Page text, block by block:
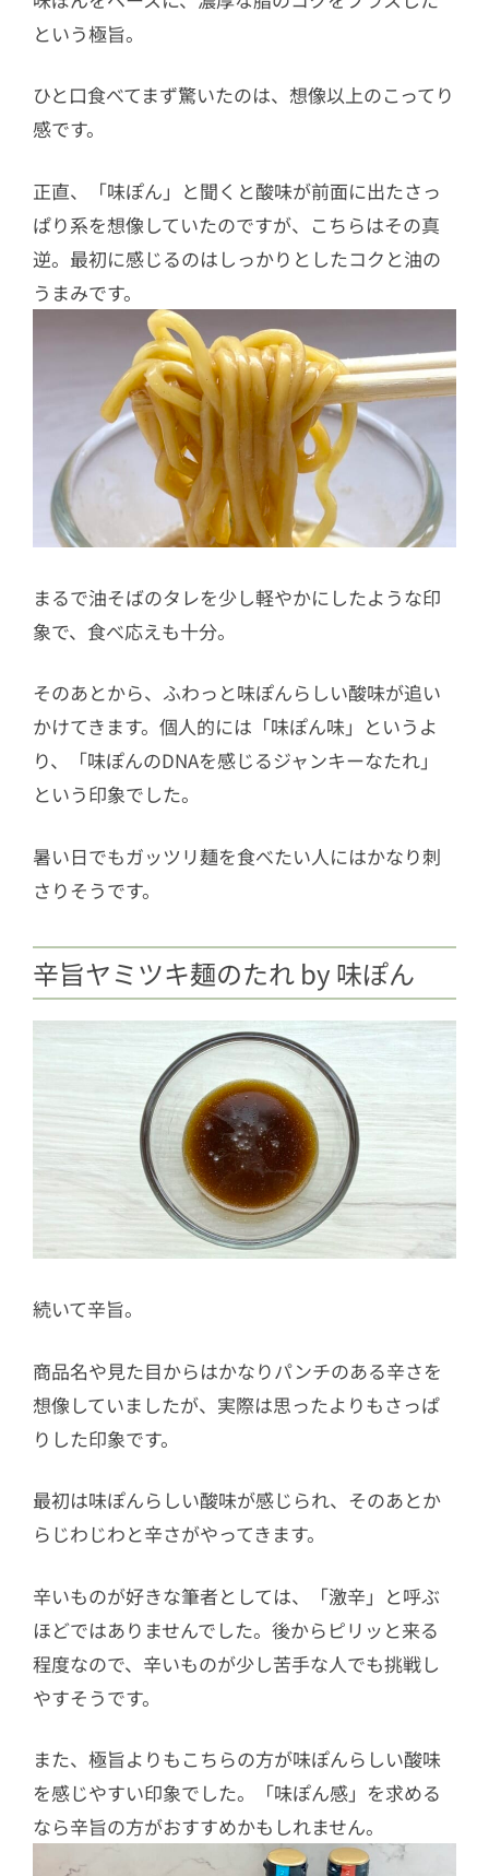
という極旨。
ひと口食べてまず驚いたのは、想像以上のこってり
感です。
正直、「味ぽん」と聞くと酸味が前面に出たさっ
ぱり系を想像していたのですが、こちらはその真
逆。最初に感じるのはしっかりとしたコクと油の
うまみです。
まるで油そばのタレを少し軽やかにしたような印
象で、食べ応えも十分。
そのあとから、ふわっと味ぽんらしい酸味が追い
かけてきます。個人的には「味ぽん味」というよ
り、「味ぽんのDNAを感じるジャンキーなたれ」
という印象でした。
暑い日でもガッツリ麺を食べたい人にはかなり刺
さりそうです。
辛旨ヤミツキ麺のたれ by 味ぽん
続いて辛旨。
商品名や見た目からはかなりパンチのある辛さを
想像していましたが、実際は思ったよりもさっぱ
りした印象です。
最初は味ぽんらしい酸味が感じられ、そのあとか
らじわじわと辛さがやってきます。
辛いものが好きな筆者としては、「激辛」と呼ぶ
ほどではありませんでした。後からピリッと来る
程度なので、辛いものが少し苦手な人でも挑戦し
やすそうです。
また、極旨よりもこちらの方が味ぽんらしい酸味
を感じやすい印象でした。「味ぽん感」を求める
なら辛旨の方がおすすめかもしれません。